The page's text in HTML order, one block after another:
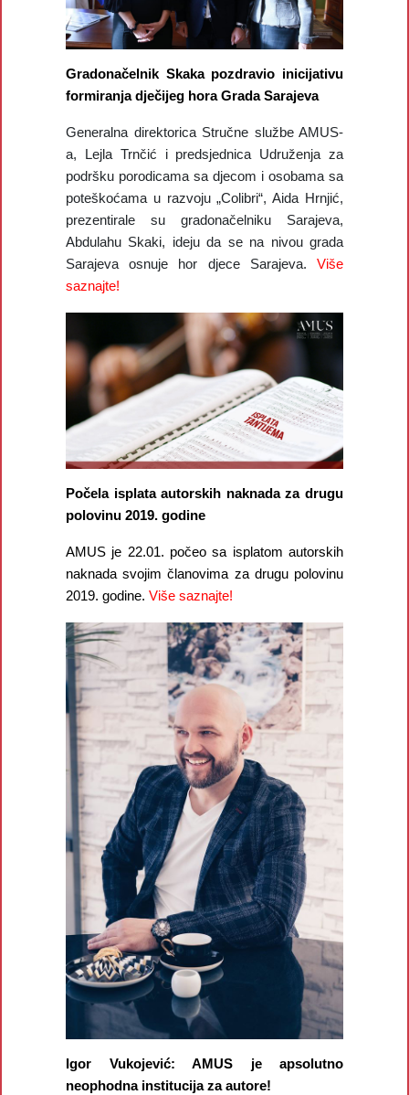
Gradonačelnik Skaka pozdravio inicijativu
formiranja dječijeg hora Grada Sarajeva
Generalna direktorica Stručne službe AMUS-
a, Lejla Trnčić i predsjednica Udruženja za
podršku porodicama sa djecom i osobama sa
poteškoćama u razvoju „Colibri“, Aida Hrnjić,
prezentirale su gradonačelniku Sarajeva,
Abdulahu Skaki, ideju da se na nivou grada
Sarajeva osnuje hor djece Sarajeva. Više
saznajte!
Počela isplata autorskih naknada za drugu
polovinu 2019. godine
AMUS je 22.01. počeo sa isplatom autorskih
naknada svojim članovima za drugu polovinu
2019. godine. Više saznajte!
Igor Vukojević: AMUS je apsolutno
neophodna institucija za autore!